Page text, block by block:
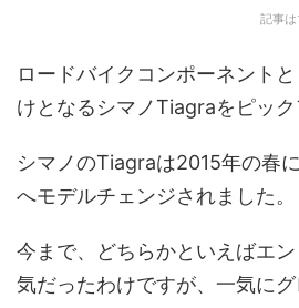
記事
ロードバイクコンポーネント
けとなるシマノTiagraをピック
シマノのTiagraは2015年の春
へモデルチェンジされました。
今まで、どちらかといえばエ
気だったわけですが、一気にグ